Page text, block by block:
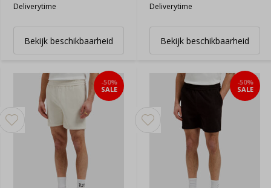
Deliverytime
Bekijk beschikbaarheid
Deliverytime
Bekijk beschikbaarheid
-50%
SALE
-50%
SALE